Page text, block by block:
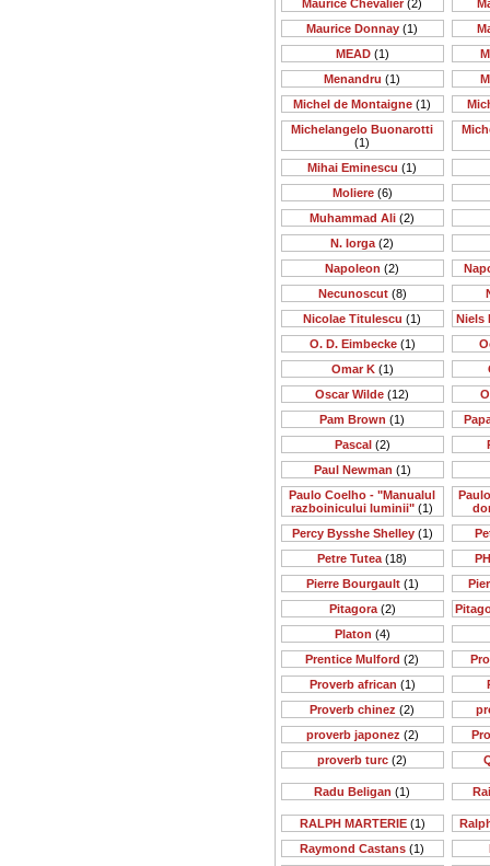
Maurice Chevalier (2)
Maurice Donnay (1)
MEAD(1)
Menandru (1)
Michel de Montaigne (1)
Michelangelo Buonarotti
(1)
Mihai Eminescu (1)
Moliere(6)
Muhammad Ali (2)
N. Iorga (2)
Napoleon (2)
Necunoscut(8)
Nicolae Titulescu (1)
Niels
O. D. Eimbecke(1)
Omar K(1)
Oscar Wilde (12)
Pam Brown (1)
Pascal(2)
Paul Newman (1)
Paulo Coelho - "Manualul
razboinicului luminii" (1)
Percy Bysshe Shelley(1)
Petre Tutea (18)
Pierre Bourgault(1)
Pitagora(2)
Platon (4)
Prentice Mulford (2)
Proverb african (1)
Proverb chinez (2)
proverb japonez (2)
proverb turc (2)
Radu Beligan (1)
RALPH MARTERIE(1)
Raymond Castans (1)